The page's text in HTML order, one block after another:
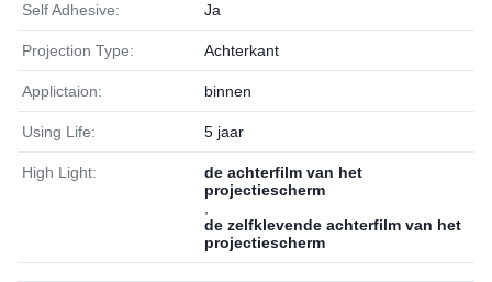
Self Adhesive: Ja
Projection Type: Achterkant
Applictaion: binnen
Using Life: 5 jaar
High Light:
de achterfilm van het
projectiescherm
de zelfklevende achterfilm van het
projectiescherm